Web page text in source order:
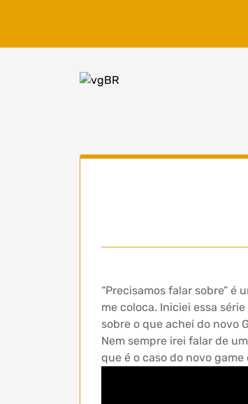
“Precisamos falar sobre”
me coloca. Iniciei essa
sobre o que achei do novo
Nem sempre irei falar de
que é o caso do novo